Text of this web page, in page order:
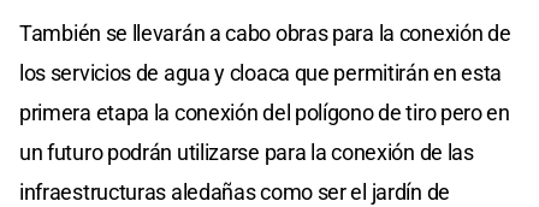
También se llevarán a cabo obras para la conexión de
los servicios de agua y cloaca que permitirán en esta
primera etapa la conexión del polígono de tiro pero en
un futuro podrán utilizarse para la conexión de las
infraestructuras aledañas como ser el jardín de